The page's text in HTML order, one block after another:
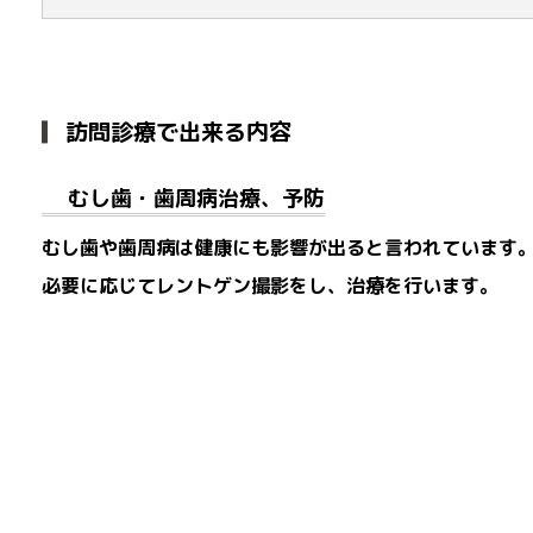
訪問診療で出来る内容
むし歯・歯周病治療、予防
むし歯や歯周病は健康にも影響が出ると言われています
必要に応じてレントゲン撮影をし、治療を行います。